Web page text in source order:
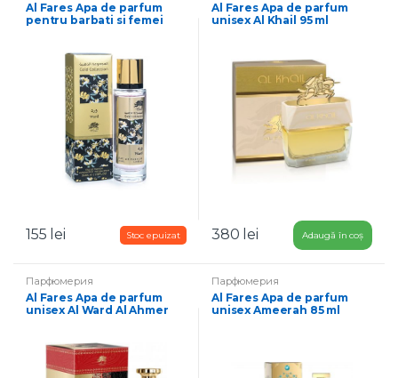
Al Fares Apa de parfum
pentru barbati si femei
155 lei
Al Fares Apa de parfum
unisex Al Khail 95 ml
380 lei Adaugă în coș
Парфюмерия
Al Fares Apa de parfum
unisex Al Ward Al Ahmer
Парфюмерия
Al Fares Apa de parfum
unisex Ameerah 85 ml